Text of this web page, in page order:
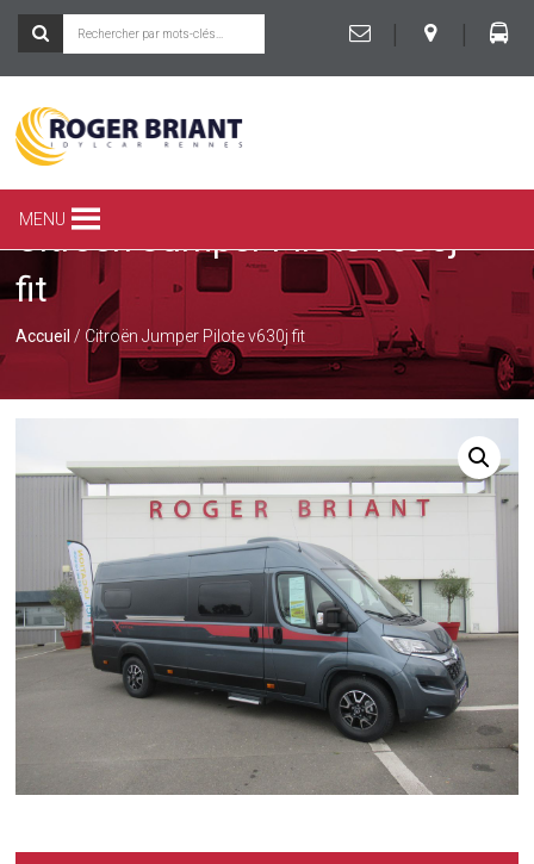
|
|
ROGER
BRIANT
SPÉCIALISTE
CAR
DE
CARAVANE
À
RENNES
MENU
Citroën Jumper Pilote v630j
fit
Accueil / Citroën Jumper Pilote v630j fit